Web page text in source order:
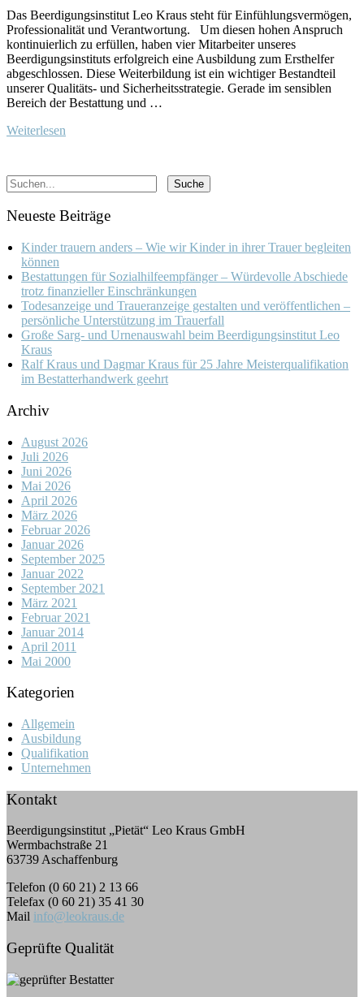
Das Beerdigungsinstitut Leo Kraus steht für Einfühlungsvermögen,
Professionalität und Verantwortung. Um diesen hohen Anspruch
kontinuierlich zu erfüllen, haben vier Mitarbeiter unseres
Beerdigungsinstituts erfolgreich eine Ausbildung zum Ersthelfer
abgeschlossen. Diese Weiterbildung ist ein wichtiger Bestandteil
unserer Qualitäts- und Sicherheitsstrategie. Gerade im sensiblen
Bereich der Bestattung und …
Weiterlesen
Neueste Beiträge
Kinder trauern anders – Wie wir Kinder in ihrer Trauer begleiten
können
Bestattungen für Sozialhilfeempfänger – Würdevolle Abschiede
trotz finanzieller Einschränkungen
Todesanzeige und Traueranzeige gestalten und veröffentlichen –
persönliche Unterstützung im Trauerfall
Große Sarg- und Urnenauswahl beim Beerdigungsinstitut Leo
Kraus
Ralf Kraus und Dagmar Kraus für 25 Jahre Meisterqualifikation
im Bestatterhandwerk geehrt
Archiv
August 2026
Juli 2026
Juni 2026
Mai 2026
April 2026
März 2026
Februar 2026
Januar 2026
September 2025
Januar 2022
September 2021
März 2021
Februar 2021
Januar 2014
April 2011
Mai 2000
Kategorien
Allgemein
Ausbildung
Qualifikation
Unternehmen
Kontakt
Beerdigungsinstitut „Pietät“ Leo Kraus GmbH
Wermbachstraße 21
63739 Aschaffenburg
Telefon (0 60 21) 2 13 66
Telefax (0 60 21) 35 41 30
Mail info@leokraus.de
Geprüfte Qualität